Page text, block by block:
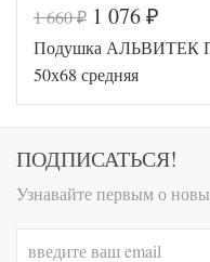
Код товара
Артикул
Плотность
Размер
подушки
Наполнитель
Лебяжий
Ткань
1 660₽ 1 076 ₽
Подушка АЛЬВИТЕК
50х68 средняя
ПОДПИСАТЬСЯ!
Узнавайте первым о